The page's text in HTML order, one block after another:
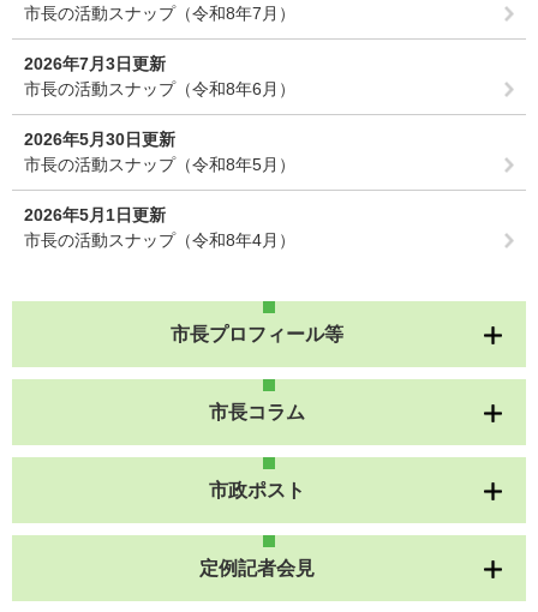
市長の活動スナップ（令和8年7月）
2026年7月3日更新
市長の活動スナップ（令和8年6月）
2026年5月30日更新
市長の活動スナップ（令和8年5月）
2026年5月1日更新
市長の活動スナップ（令和8年4月）
市長プロフィール等
市長コラム
市政ポスト
定例記者会見